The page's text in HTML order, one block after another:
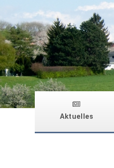
Aktuelles